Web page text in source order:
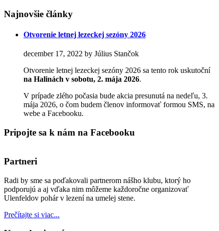
Najnovšie články
Otvorenie letnej lezeckej sezóny 2026
december 17, 2022 by Július Stančok
Otvorenie letnej lezeckej sezóny 2026 sa tento rok uskutoční
na Halinách v sobotu, 2. mája 2026.
V prípade zlého počasia bude akcia presunutá na nedeľu, 3.
mája 2026, o čom budem členov informovať formou SMS, na
webe a Facebooku.
Pripojte sa k nám na Facebooku
Partneri
Radi by sme sa poďakovali partnerom nášho klubu, ktorý ho
podporujú a aj vďaka nim môžeme každoročne organizovať
Ulenfeldov pohár v lezení na umelej stene.
Prečítajte si viac...